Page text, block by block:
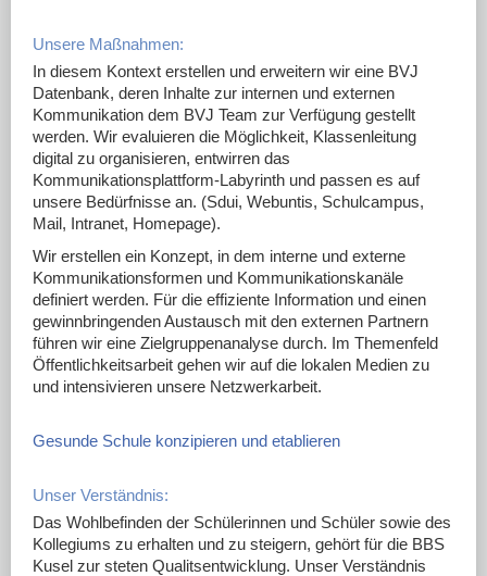
Unsere Maßnahmen:
In diesem Kontext erstellen und erweitern wir eine BVJ
Datenbank, deren Inhalte zur internen und externen
Kommunikation dem BVJ Team zur Verfügung gestellt
werden. Wir evaluieren die Möglichkeit, Klassenleitung
digital zu organisieren, entwirren das
Kommunikationsplattform-Labyrinth und passen es auf
unsere Bedürfnisse an. (Sdui, Webuntis, Schulcampus,
Mail, Intranet, Homepage).
Wir erstellen ein Konzept, in dem interne und externe
Kommunikationsformen und Kommunikationskanäle
definiert werden. Für die effiziente Information und einen
gewinnbringenden Austausch mit den externen Partnern
führen wir eine Zielgruppenanalyse durch. Im Themenfeld
Öffentlichkeitsarbeit gehen wir auf die lokalen Medien zu
und intensivieren unsere Netzwerkarbeit.
Gesunde Schule konzipieren und etablieren
Unser Verständnis:
Das Wohlbefinden der Schülerinnen und Schüler sowie des
Kollegiums zu erhalten und zu steigern, gehört für die BBS
Kusel zur steten Qualitsentwicklung. Unser Verständnis